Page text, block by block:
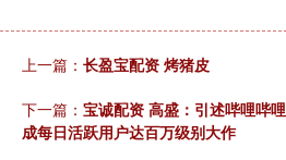
上一篇： 长盈宝配资 烤猪皮
下一篇： 宝诚配资 高盛：引述哔哩哔
成每日活跃用户达百万级别大作